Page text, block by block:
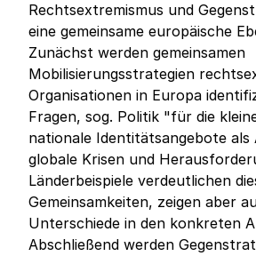
Rechtsextremismus und
eine gemeinsame europäische
Zunächst werden gemeinsamen
Mobilisierungsstrategien
Organisationen in Europa
Fragen, sog. Politik "für die
nationale Identitätsangebote
globale Krisen und
Länderbeispiele verdeutlichen
Gemeinsamkeiten, zeigen aber
Unterschiede in den konkreten
Abschließend werden